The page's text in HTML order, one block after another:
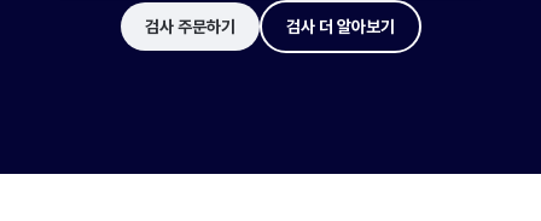
검사 주문하기 검사 더 알아보기